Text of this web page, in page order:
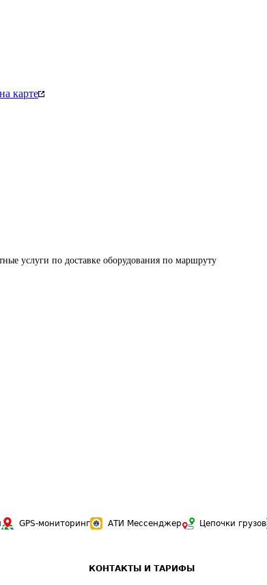
карте
услуги по доставке оборудования по маршруту
GPS-мониторинг АТИ Мессенджер Цепочки грузов
КОНТАКТЫ И ТАРИФЫ